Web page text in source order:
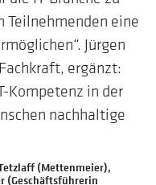
Teilnehmenden eine
Jürgen
ergänzt:
Kompetenz in der
nachhaltige
(Mettenmeier),
(Geschäftsführerin